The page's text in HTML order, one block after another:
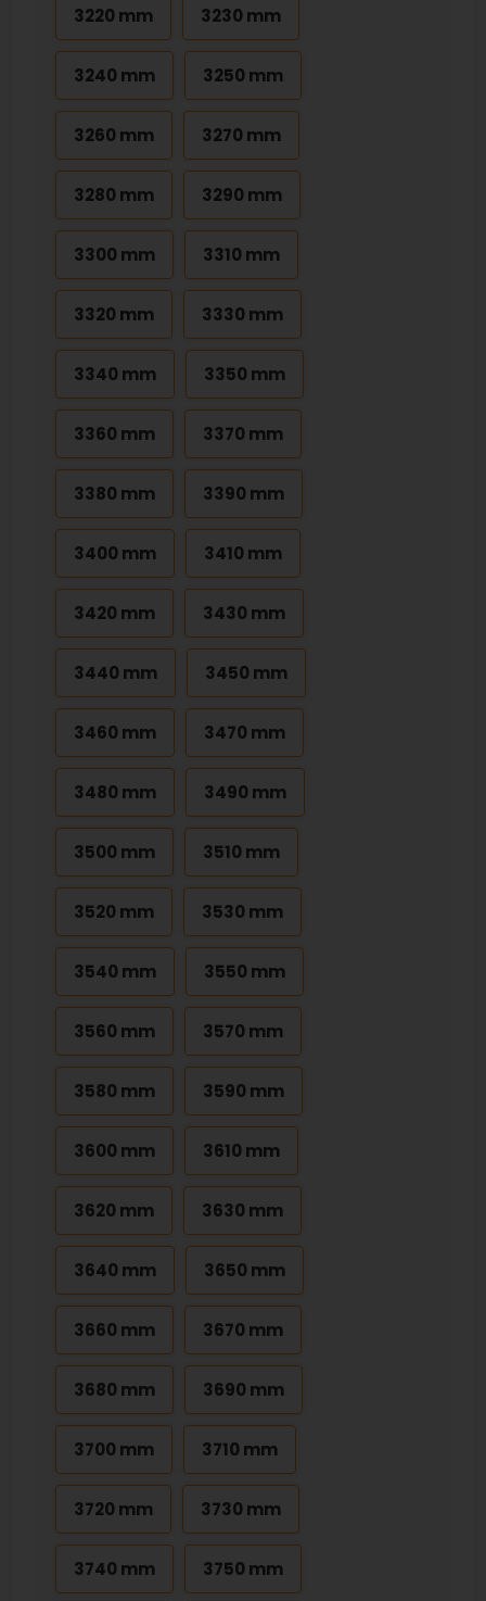
3220 mm 3230 mm
3240 mm 3250 mm
3260 mm 3270 mm
3280 mm 3290 mm
3300 mm 3310 mm
3320 mm 3330 mm
3340 mm 3350 mm
3360 mm 3370 mm
3380 mm 3390 mm
3400 mm 3410 mm
3420 mm 3430 mm
3440 mm 3450 mm
3460 mm 3470 mm
3480 mm 3490 mm
3500 mm 3510 mm
3520 mm 3530 mm
3540 mm 3550 mm
3560 mm 3570 mm
3580 mm 3590 mm
3600 mm 3610 mm
3620 mm 3630 mm
3640 mm 3650 mm
3660 mm 3670 mm
3680 mm 3690 mm
3700 mm 3710 mm
3720 mm 3730 mm
3740 mm 3750 mm